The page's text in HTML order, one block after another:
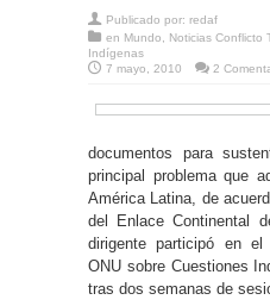
Publicado por: redaf
en Mundo Noticias Conflicto
Indígenas
7 mayo, 2010
2
documentos para
principal problema que
América Latina, de
del Enlace Continental
dirigente participó en
ONU sobre Cuestiones
tras dos semanas de